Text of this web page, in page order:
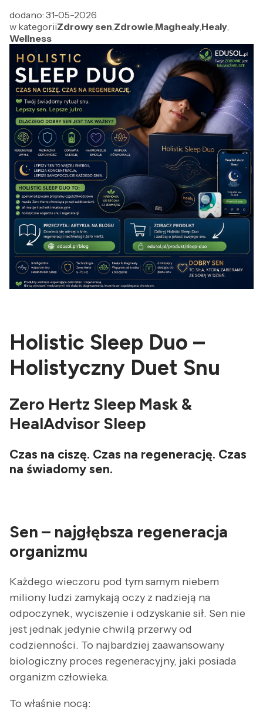
dodano: 31-05-2026
w kategoriiZdrowy sen,Zdrowie,Maghealy,Healy,
Wellness
Holistic Sleep Duo –
Holistyczny Duet Snu
Zero Hertz Sleep Mask &
HealAdvisor Sleep
Czas na ciszę. Czas na regenerację. Czas
na świadomy sen.
Sen – najgłębsza regeneracja
organizmu
Każdego wieczoru pod tym samym niebem
miliony ludzi zamykają oczy z nadzieją na
odpoczynek, wyciszenie i odzyskanie sił. Sen nie
jest jednak jedynie chwilą przerwy od
codzienności. To najbardziej zaawansowany
biologiczny proces regeneracyjny, jaki posiada
organizm człowieka.
To właśnie nocą: